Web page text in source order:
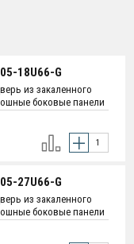
18U66-G
из закаленного
боковые панели
детали - 1.2 мм
самостоятельная
27U66-G
из закаленного
боковые панели
детали - 1.2 мм
самостоятельная